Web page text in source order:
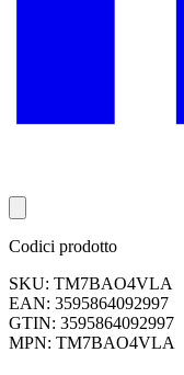
Codici prodotto
SKU: TM7BAO4VLA
EAN: 3595864092997
GTIN: 3595864092997
MPN: TM7BAO4VLA